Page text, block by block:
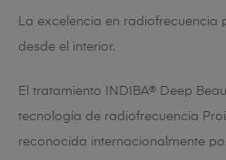
La excelencia en radiofrecuencia
desde el interior.
El tratamiento INDIBA® Deep
tecnología de radiofrecuencia
reconocida internacionalmente